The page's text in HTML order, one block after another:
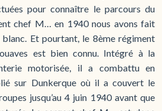
pour connaître le parcours du
chef M… en 1940 nous avons fait
blanc. Et pourtant, le 8ème régiment
est bien connu. Intégré à la
motorisée, il a combattu en
sur Dunkerque où il a couvert le
jusqu’au 4 juin 1940 avant que